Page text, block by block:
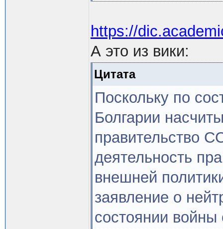
https://
А это из вики:
Цитата
Поскольку по
Болгарии
правительство
деятельность
внешней
заявление о
состоянии войны